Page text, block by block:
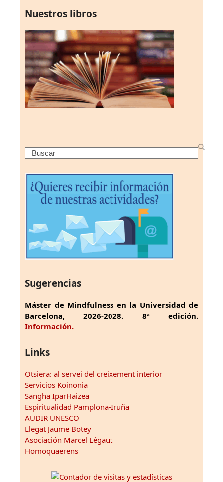
Nuestros libros
Search
Sugerencias
Máster de Mindfulness en la Universidad de
Barcelona, 2026-2028. 8ª edición.
Información.
Links
Otsiera: al servei del creixement interior
Servicios Koinonia
Sangha IparHaizea
Espiritualidad Pamplona-Iruña
AUDIR UNESCO
Llegat Jaume Botey
Asociación Marcel Légaut
Homoquaerens